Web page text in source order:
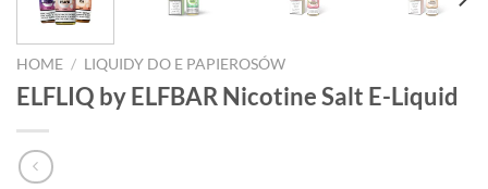
HOME / LIQUIDY DO E PAPIEROSÓW
ELFLIQ by ELFBAR Nicotine Salt E-Liquid